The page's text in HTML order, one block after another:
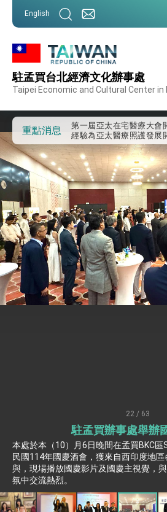
English
駐孟買台北經濟文化辦事處
Taipei Economic and Cultural Center in
重點消息
總統重要談話
事處」，進一步深化台美
第一屆亞太在宅醫療大
經驗為亞太醫療照護發展
外交部發布WHA文宣影片
及「台灣智慧醫療與健康
世界展現台灣守護全球健
總統出訪史瓦帝尼返國
走向世界 盼與理念相近
堅定走向世界 賴總統抵
訪問
總統與五院院長新春茶
國家邁出合作第一步
總統農曆春節談話
台美貿易協議完成簽署
性突破 總統強調將以3
升級 籲請立院全力支持
臺美簽署「對等貿易協定
疊加 我輸美2072項產品
領 下一個世代的繁榮
外交部長林佳龍接受印尼
述印太安全局勢，籲深化
作
外交部長林佳龍午宴歡
訪問團
外交部長林佳龍接見美國
臺美經貿談判獲階段性成
成「臺美對等貿易協定」
22 / 63
駐孟買辦事處舉辦
本處於本（10）月6日晚間在孟買BKC
民國114年國慶酒會，獲來自西印度地
與，現場播放國慶影片及國慶主視覺，
氛中交流熱烈。